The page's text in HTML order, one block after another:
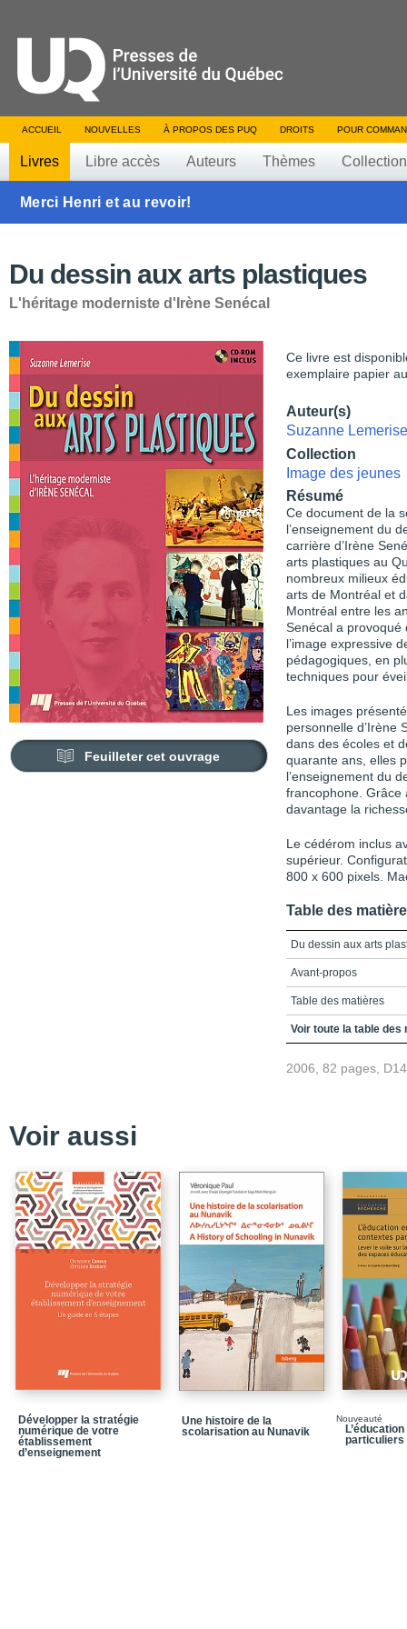
ACCUEIL NOUVELLES À PROPOS DES PUQ DROITS POUR
Livres Libre accès Auteurs Thèmes
Merci Henri et au revoir!
Du dessin aux arts plastiques
L'héritage moderniste d'Irène Senécal
Feuilleter cet ouvrage
Ce livre est
exemplaire papier
Auteur(s)
Suzanne Lemerise
Collection
Image des jeunes
Résumé
Ce document de la
l’enseignement du
carrière d’Irène
arts plastiques au
nombreux milieux
arts de Montréal et
Montréal entre les
Senécal a provoqué
l’image expressive
pédagogiques, en
techniques pour
Les images
personnelle d’Irène
dans des écoles et
quarante ans, elles
l’enseignement du
francophone. Grâce
davantage la
Le cédérom inclus
supérieur.
800 x 600 pixels.
Table des
Du dessin aux arts
Avant-propos
Table des matières
Présentation
Lectures suggérées
Voir toute la table des
2006, 82 pages,
Voir aussi
Développer la stratégie
numérique de votre
établissement
d’enseignement
Une histoire de la
scolarisation au Nunavik
Nouveauté
particuliers